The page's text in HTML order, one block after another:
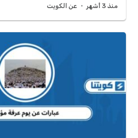
منذ 3 أشهر عن الكويت